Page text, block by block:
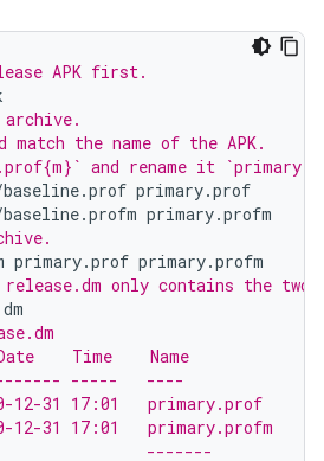
APK first.
match the name of the APK.
and rename it
baseline.prof primary.prof
primary.profm
primary.prof primary.profm
release.dm only contains the
Time    Name
-----   ----
12-31 17:01   primary.prof
31 17:01   primary.profm
-------